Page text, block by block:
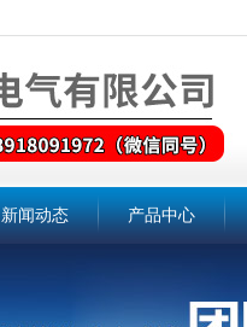
新闻动态 产品中心